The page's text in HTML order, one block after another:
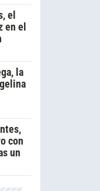
el
en el
la
con
un